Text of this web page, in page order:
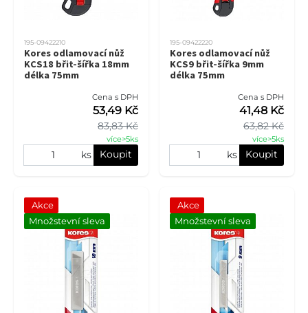
195-09422210
Kores odlamovací nůž
KCS18 břit-šířka 18mm
délka 75mm
Cena s DPH
83,83 Kč
53,49 Kč
více>5ks
ks Koupit
195-09422220
Kores odlamovací nůž
KCS9 břit-šířka 9mm
délka 75mm
Cena s DPH
63,82 Kč
41,48 Kč
více>5ks
ks Koupit
Akce
Množstevní sleva
Akce
Množstevní sleva